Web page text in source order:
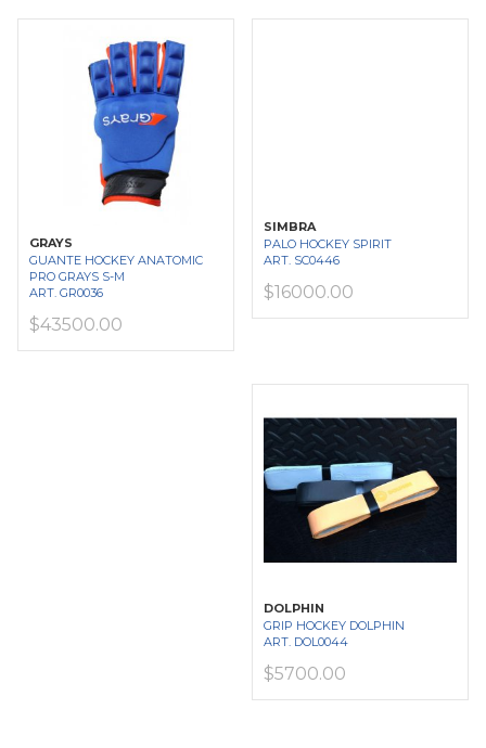
GRAYS
GUANTE HOCKEY ANATOMIC
PRO GRAYS S-M
ART. GR0036
$43500.00
SIMBRA
PALO HOCKEY SPIRIT
ART. SC0446
$16000.00
DOLPHIN
GRIP HOCKEY DOLPHIN
ART. DOL0044
$5700.00